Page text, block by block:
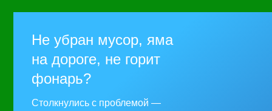
Не убран мусор, яма
на дороге, не горит
фонарь?
Столкнулись с проблемой —